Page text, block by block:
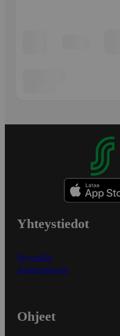
Yhteystiedot
Myymälät
Asiakaspalvelu
Ohjeet